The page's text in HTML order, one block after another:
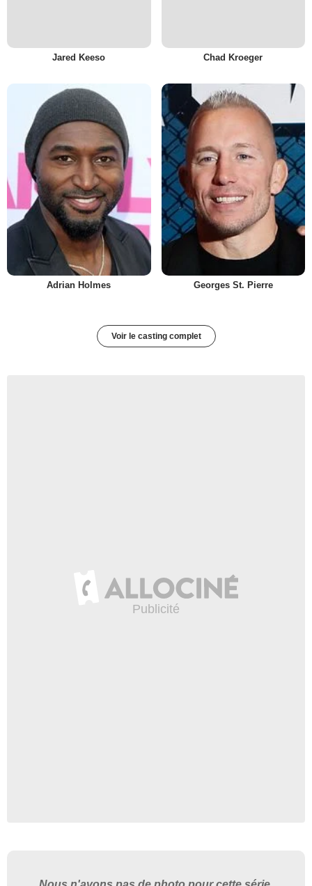
Jared Keeso Chad Kroeger
Adrian Holmes Georges St. Pierre
Voir le casting complet